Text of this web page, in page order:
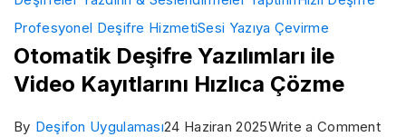
Profesyonel Deşifre HizmetiSesi Yazıya Çevirme
Otomatik Deşifre Yazılımları ile
Video Kayıtlarını Hızlıca Çözme
By Deşifon Uygulaması24 Haziran 2025Write a Commenton